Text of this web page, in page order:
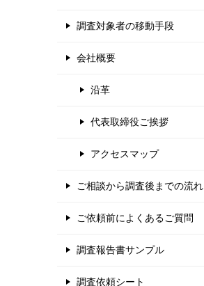
調査対象者の移動手段
会社概要
沿革
代表取締役ご挨拶
アクセスマップ
ご相談から調査後までの流れ
ご依頼前によくあるご質問
調査報告書サンプル
調査依頼シート